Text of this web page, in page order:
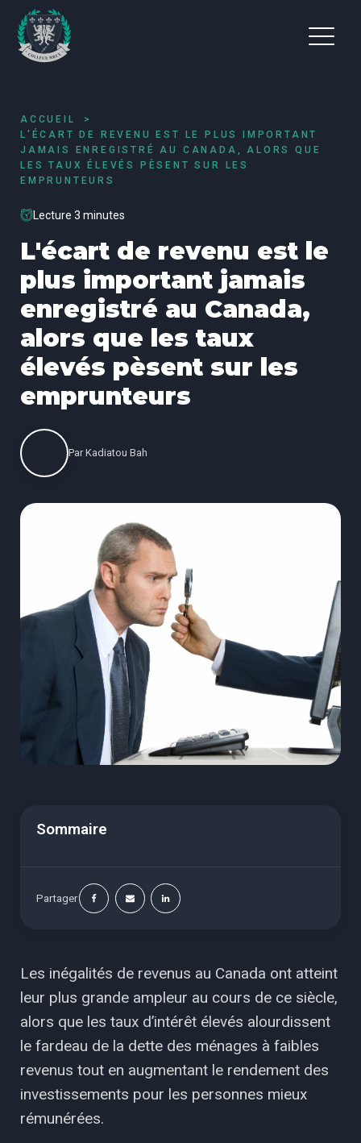
ACCUEIL
L'ÉCART DE REVENU EST LE PLUS IMPORTANT
JAMAIS ENREGISTRÉ AU CANADA, ALORS QUE
LES TAUX ÉLEVÉS PÈSENT SUR LES
EMPRUNTEURS
Lecture 3 minutes
L'écart de revenu est le
plus important jamais
enregistré au Canada,
alors que les taux
élevés pèsent sur les
emprunteurs
Par Kadiatou Bah
Sommaire
Partager
Les inégalités de revenus au Canada ont atteint
leur plus grande ampleur au cours de ce siècle,
alors que les taux d’intérêt élevés alourdissent
le fardeau de la dette des ménages à faibles
revenus tout en augmentant le rendement des
investissements pour les personnes mieux
rémunérées.